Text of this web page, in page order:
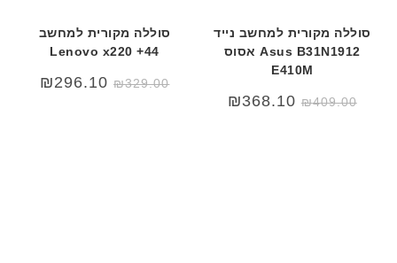
סוללה מקורית למחשב נייד
Asus B31N1912 אסוס
E410M
המחיר
המקורי
₪409.00
המחיר
הנוכחי
₪368.10
סוללה מקורית למחשב
Lenovo x220 +44
₪329.00
₪296.10